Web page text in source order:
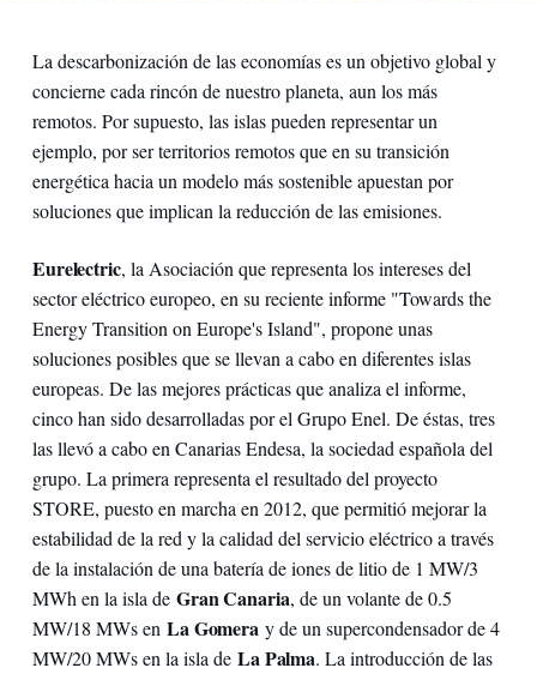
La descarbonización de las economías es un objetivo global y
concierne cada rincón de nuestro planeta, aun los más
remotos. Por supuesto, las islas pueden representar un
ejemplo, por ser territorios remotos que en su transición
energética hacia un modelo más sostenible apuestan por
soluciones que implican la reducción de las emisiones.
Eurelectric, la Asociación que representa los intereses del
sector eléctrico europeo, en su reciente informe "Towards the
Energy Transition on Europe's Island", propone unas
soluciones posibles que se llevan a cabo en diferentes islas
europeas. De las mejores prácticas que analiza el informe,
cinco han sido desarrolladas por el Grupo Enel. De éstas, tres
las llevó a cabo en Canarias Endesa, la sociedad española del
grupo. La primera representa el resultado del proyecto
STORE, puesto en marcha en 2012, que permitió mejorar la
estabilidad de la red y la calidad del servicio eléctrico a través
de la instalación de una batería de iones de litio de 1 MW/3
MWh en la isla de Gran Canaria, de un volante de 0.5
MW/18 MWs en La Gomeray de un supercondensador de 4
MW/20 MWs en la isla de La Palma. La introducción de las